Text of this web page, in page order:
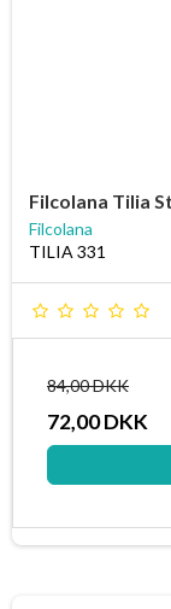
Filcolana Tilia
Filcolana
TILIA 331
84,00 DKK
72,00 DKK